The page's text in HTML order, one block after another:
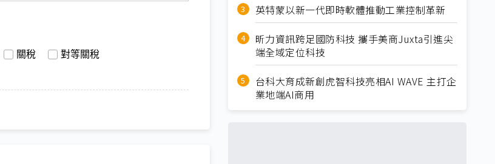
關稅 對等關稅
英特蒙以新一代即時軟體推動工業控制革新
昕力資訊跨足國防科技 攜手美商Juxta引進尖
端全域定位科技
台科大育成新創虎智科技亮相AI WAVE 主打企
業地端AI商用